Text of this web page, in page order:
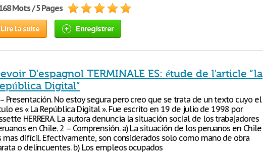
Mots / 5 Pages
Lire la suite Enregistrer
D'espagnol TERMINALE ES: étude de l'article “la
Digital”
Presentación. No estoy segura pero creo que se trata de un texto cuyo el
es « La República Digital ». Fue escrito en 19 de julio de 1998 por
HERRERA. La autora denuncia la situación social de los trabajadores
en Chile. 2 – Comprensión. a) La situación de los peruanos en Chile
mas difícil. Efectivamente, son considerados solo como mano de obra
o delincuentes. b) Los empleos ocupados